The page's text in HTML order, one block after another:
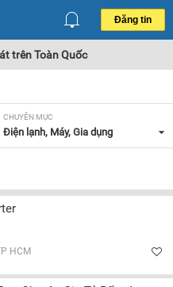
Đăng tin
trên Toàn Quốc
CHUYÊN MỤC
Điện lạnh, Máy, Gia dụng
HCM